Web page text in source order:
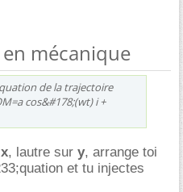
mécanique
de la trajectoire
cos&#178;(wt) i +
x, lautre sur y, arrange toi
et tu injectes